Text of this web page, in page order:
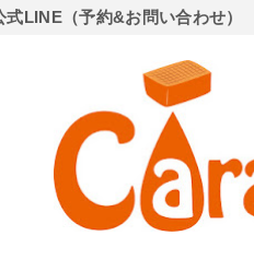
式LINE（予約&お問い合わせ）